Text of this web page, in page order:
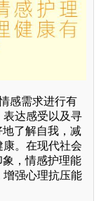
感需求进行有
达感受以及寻
了解自我，减
。在现代社会
，情感护理能
强心理抗压能